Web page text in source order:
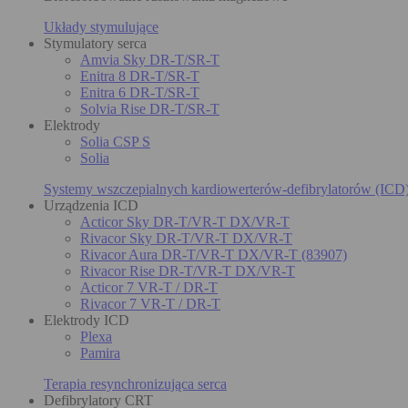
Układy stymulujące
Stymulatory serca
Amvia Sky DR-T/SR-T
Enitra 8 DR-T/SR-T
Enitra 6 DR-T/SR-T
Solvia Rise DR-T/SR-T
Elektrody
Solia CSP S
Solia
Systemy wszczepialnych kardiowerterów-defibrylatorów
Urządzenia ICD
Acticor Sky DR-T/VR-T DX/VR-T
Rivacor Sky DR-T/VR-T DX/VR-T
Rivacor Aura DR-T/VR-T DX/VR-T (83907)
Rivacor Rise DR-T/VR-T DX/VR-T
Acticor 7 VR-T / DR-T
Rivacor 7 VR-T / DR-T
Elektrody ICD
Plexa
Pamira
Terapia resynchronizująca serca
Defibrylatory CRT